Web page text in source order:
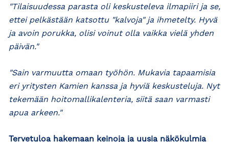
"Tilaisuudessa parasta oli keskusteleva ilmapiiri ja se,
ettei pelkästään katsottu "kalvoja" ja ihmetelty. Hyvä
ja avoin porukka, olisi voinut olla vaikka vielä yhden
päivän."
"Sain varmuutta omaan työhön. Mukavia tapaamisia
eri yritysten Kamien kanssa ja hyviä keskusteluja. Nyt
tekemään hoitomallikalenteria, siitä saan varmasti
apua arkeen."
Tervetuloa hakemaan keinoja ja uusia näkökulmia